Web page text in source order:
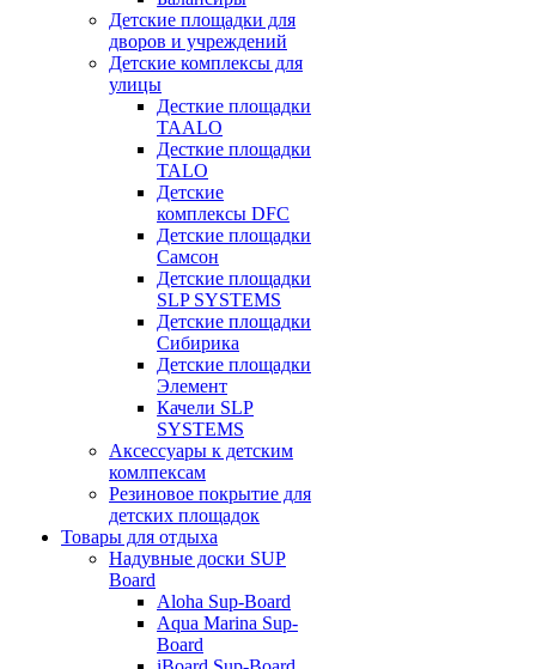
Детские площадки для
дворов и учреждений
Детские комплексы для
улицы
Десткие площадки
TAALO
Десткие площадки
TALO
Детские
комплексы DFC
Детские площадки
Самсон
Детские площадки
SLP SYSTEMS
Детские площадки
Сибирика
Детские площадки
Элемент
Качели SLP
SYSTEMS
Аксессуары к детским
комлпексам
Резиновое покрытие для
детских площадок
Товары для отдыха
Надувные доски SUP
Board
Aloha Sup-Board
Aqua Marina Sup-
Board